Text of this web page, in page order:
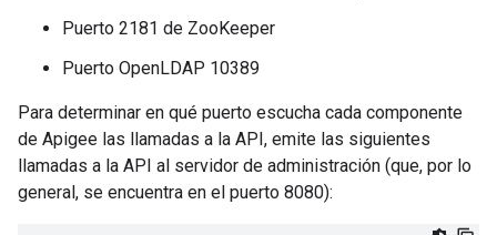
Puerto 2181 de ZooKeeper
Puerto OpenLDAP 10389
Para determinar en qué puerto escucha cada componente
de Apigee las llamadas a la API, emite las siguientes
llamadas a la API al servidor de administración (que, por lo
general, se encuentra en el puerto 8080):